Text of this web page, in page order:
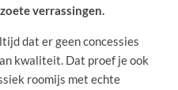
verrassingen.
dat er geen concessies
kwaliteit. Dat proef je ook
roomijs met echte